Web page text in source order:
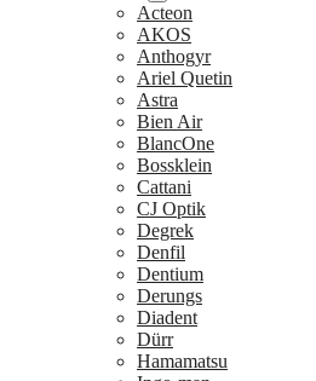
Acteon
AKOS
Anthogyr
Ariel Quetin
Astra
Bien Air
BlancOne
Bossklein
Cattani
CJ Optik
Degrek
Denfil
Dentium
Derungs
Diadent
Dürr
Hamamatsu